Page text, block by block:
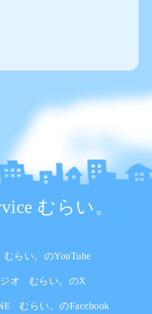
むらい。
むらい。のYouTube
オ むらい。のX
むらい。のFacebook